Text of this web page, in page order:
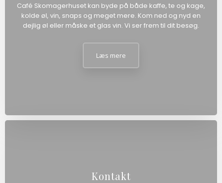
Café Skomagerhuset kan byde på både kaffe, te og kage,
kolde øl, vin, snaps og meget mere. Kom ned og nyd en
dejlig øl eller måske et glas vin. Vi ser frem til dit besøg.
Læs mere​
Kontakt